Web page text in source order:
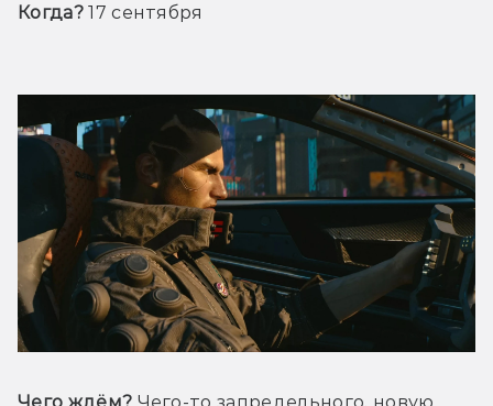
Когда? 17 сентября
Чего ждём? Чего-то запредельного, новую